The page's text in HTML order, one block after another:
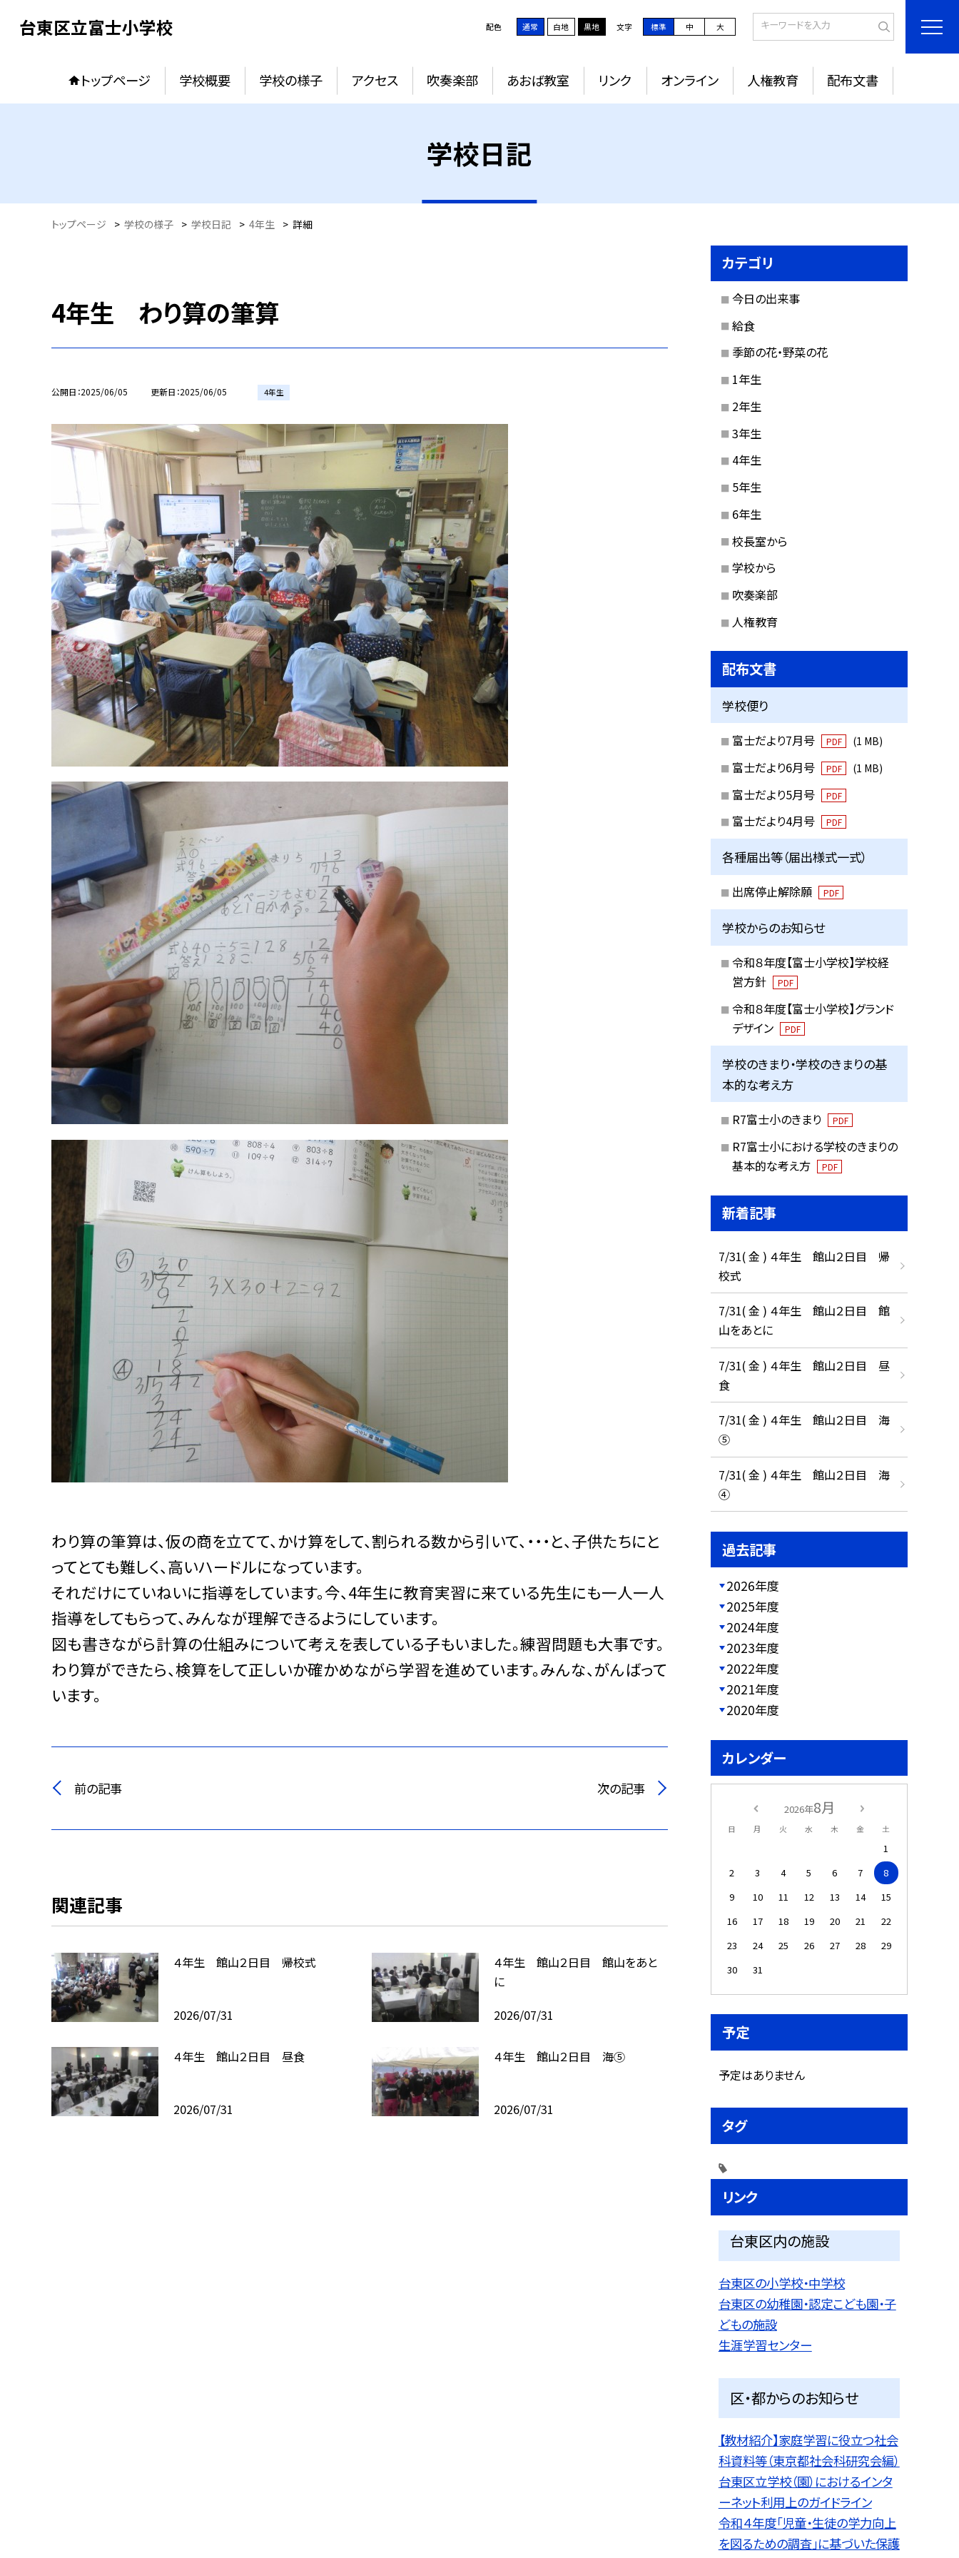
台東区立富士小学校 配色 通常 白地 黒地 文字 標準 中 大
トップページ 学校概要 学校の様子 アクセス 吹奏楽部 あおば教室 リンク オンライン 人権教育 配布文書
学校日記
トップページ > 学校の様子 > 学校日記 > 4年生 > 詳細
4年生 わり算の筆算
公開日 2025/06/05 更新日 2025/06/05 4年生
わり算の筆算は、仮の商を立てて、かけ算をして、割られる数から引いて、・・・と、子供たちにと
ってとても難しく、高いハードルになっています。
それだけにていねいに指導をしています。今、4年生に教育実習に来ている先生にも一人一人
指導をしてもらって、みんなが理解できるようにしています。
図も書きながら計算の仕組みについて考えを表している子もいました。練習問題も大事です。
わり算ができたら、検算をして正しいか確かめながら学習を進めています。みんな、がんばって
います。
前の記事 次の記事
関連記事
４年生 館山２日目 帰校式
2026/07/31
４年生 館山２日目 館山をあと
に
2026/07/31
４年生 館山２日目 昼食
2026/07/31
４年生 館山２日目 海⑤
2026/07/31
カテゴリ
今日の出来事
給食
季節の花・野菜の花
1年生
2年生
3年生
4年生
5年生
6年生
校長室から
学校から
吹奏楽部
人権教育
配布文書
学校便り
富士だより7月号 PDF (1 MB)
富士だより6月号 PDF (1 MB)
富士だより5月号 PDF
富士だより4月号 PDF
各種届出等（届出様式一式）
出席停止解除願 PDF
学校からのお知らせ
令和８年度【富士小学校】学校経
営方針
PDF
令和８年度【富士小学校】グランド
デザイン
PDF
学校のきまり・学校のきまりの基
本的な考え方
R7富士小のきまり PDF
R7富士小における学校のきまりの
基本的な考え方
PDF
新着記事
7/31( 金 ) ４年生 館山２日目 帰
校式
7/31( 金 ) ４年生 館山２日目 館
山をあとに
7/31( 金 ) ４年生 館山２日目 昼
食
7/31( 金 ) ４年生 館山２日目 海
⑤
7/31( 金 ) ４年生 館山２日目 海
④
過去記事
2026年度
2025年度
2024年度
2023年度
2022年度
2021年度
2020年度
カレンダー
2026年8月
日 月 火 水 木 金 土
1
2
3 4 5 6 7
8
9
10 11 12 13 14
15
16
17 18 19 20 21
22
23
24 25 26 27 28
29
30
31
予定
予定はありません
タグ
リンク
台東区内の施設
台東区の小学校・中学校
台東区の幼稚園・認定こども園・子
どもの施設
生涯学習センター
区・都からのお知らせ
【教材紹介】家庭学習に役立つ社会
科資料等（東京都社会科研究会編）
台東区立学校（園）におけるインタ
ーネット利用上のガイドライン
令和４年度「児童・生徒の学力向上
を図るための調査」に基づいた保護